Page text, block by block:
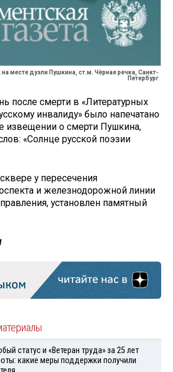
месте дуэли Пушкина, ст.м. Чёрная речка, Санкт-
Петербург
после смерти в «Литературных
инвалиду» было напечатано
извещении о смерти Пушкина,
«Солнце русской поэзии
у пересечения
и железнодорожной линии
установлен памятный
статус и «Ветеран труда» за 25 лет
какие меры поддержки получили